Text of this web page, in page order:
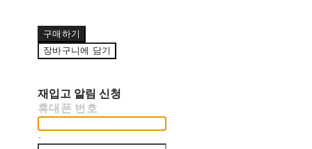
구매하기
장바구니에 담기
재입고 알림 신청
휴대폰 번호
-